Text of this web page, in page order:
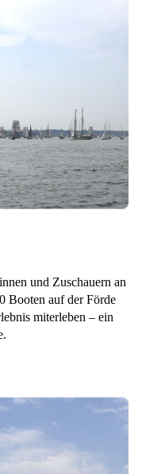
und Zuschauern an
Booten auf der Förde
miterleben – ein